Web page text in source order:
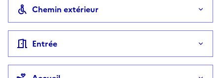
Chemin extérieur
Entrée